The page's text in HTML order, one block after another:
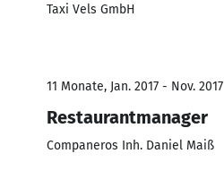
Taxi Vels GmbH
11 Monate, Jan. 2017 - Nov. 2017
Restaurantmanager
Companeros Inh. Daniel Maiß